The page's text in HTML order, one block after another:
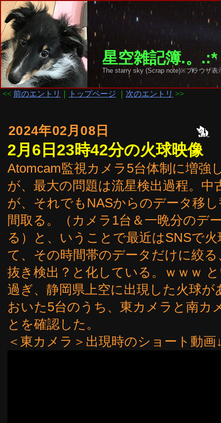
星空雑記簿.。
The starry sky (Scrap note)※ブラウザ
<< 前のエントリ トップページ 次のエントリ >>
2024年02月08日
2月6日23時42分の火球映像
Atomcam監視カメラ5台体制に増強
が、最大の問題は流星検出過程。
が、それでもNASからのデータ移
間取る。（カメラ1台＆一晩分のデ
る）と、いうことで最近はSNSで
て、その時間帯のデータだけに絞
抜き検出？と化している。ｗｗｗ
過ぎ、静岡県上空に出現した火球
おいた5台のうち、東カメラと南カ
とを確認した。
＜東カメラ＞出現時のショート動画